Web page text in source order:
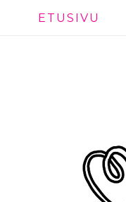
ETUSIVU